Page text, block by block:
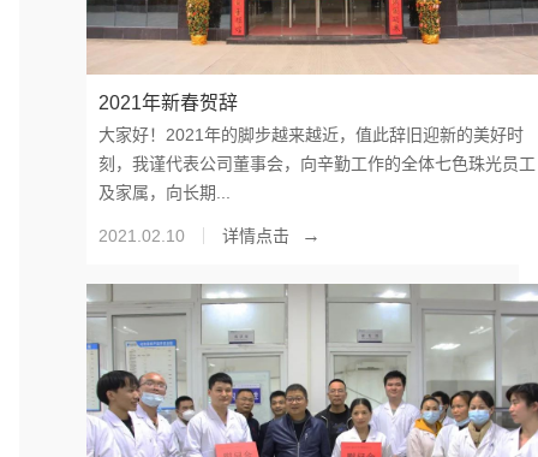
2021年新春贺辞
大家好！2021年的脚步越来越近，值此辞旧迎新的美好时
刻，我谨代表公司董事会，向辛勤工作的全体七色珠光员工
及家属，向长期...
2021.02.10 详情点击 →